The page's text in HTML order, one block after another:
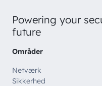
Powering your
future
Områder
Netværk
Sikkerhed